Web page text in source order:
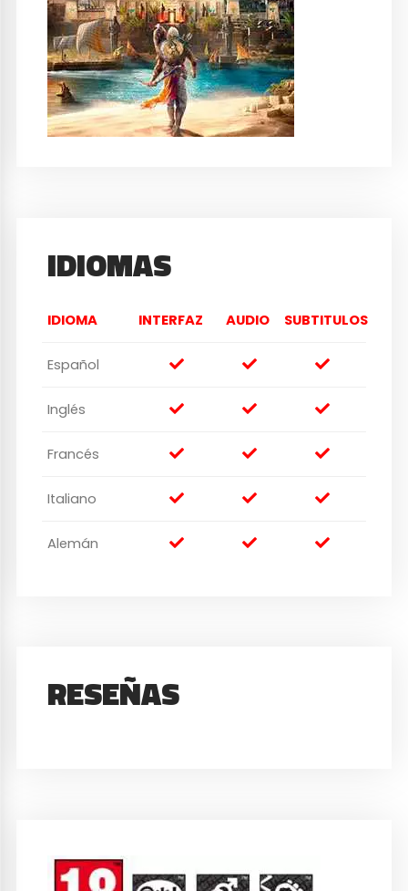
IDIOMAS
IDIOMA INTERFAZ AUDIO SUBTITULOS
Español
Inglés
Francés
Italiano
Alemán
RESEÑAS